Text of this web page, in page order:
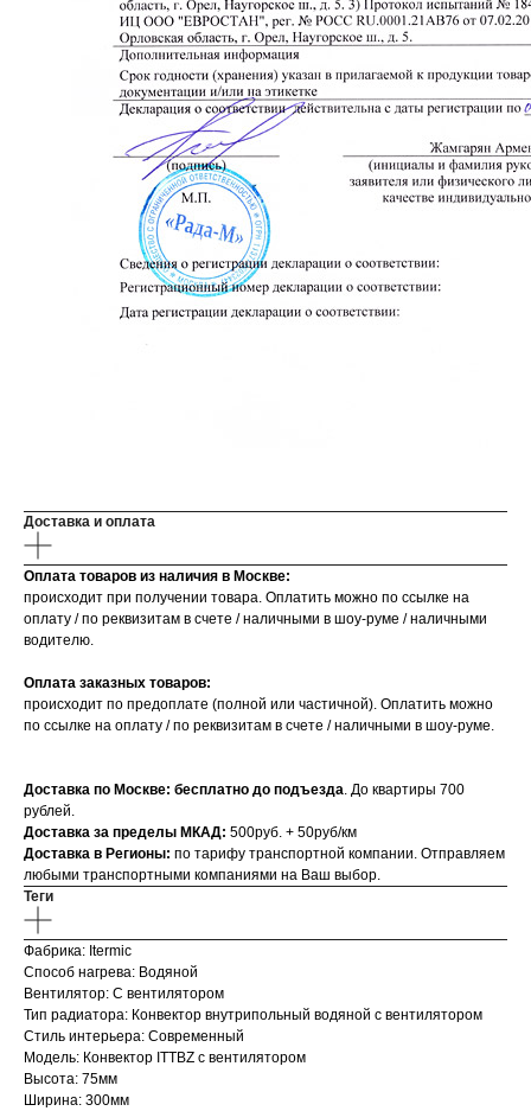
Доставка и оплата
Оплата товаров из наличия в Москве:
происходит при получении товара. Оплатить можно по ссылке на
оплату / по реквизитам в счете / наличными в шоу-руме / наличными
водителю.
Оплата заказных товаров:
происходит по предоплате (полной или частичной). Оплатить можно
по ссылке на оплату / по реквизитам в счете / наличными в шоу-руме.
Доставка по Москве: бесплатно до подъезда. До квартиры 700
рублей.
Доставка за пределы МКАД: 500руб. + 50руб/км
Доставка в Регионы: по тарифу транспортной компании. Отправляем
любыми транспортными компаниями на Ваш выбор.
Теги
Фабрика: Itermic
Способ нагрева: Водяной
Вентилятор: С вентилятором
Тип радиатора: Конвектор внутрипольный водяной с вентилятором
Стиль интерьера: Современный
Модель: Конвектор ITTBZ с вентилятором
Высота: 75мм
Ширина: 300мм